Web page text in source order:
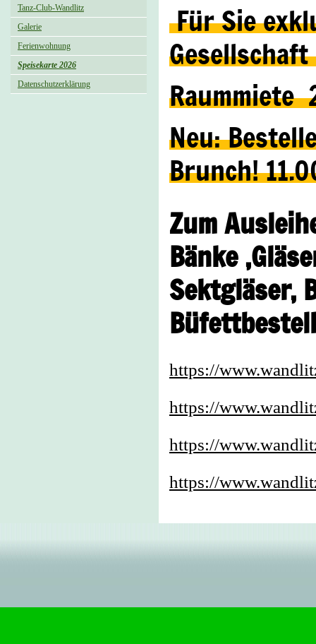
Tanz-Club-Wandlitz
Galerie
Ferienwohnung
Speisekarte 2026
Datenschutzerklärung
Für Sie
Raummiete
Neu:
Brunch!
Zum
Bänke
Sektgläser,
https://
https://
https://
https://